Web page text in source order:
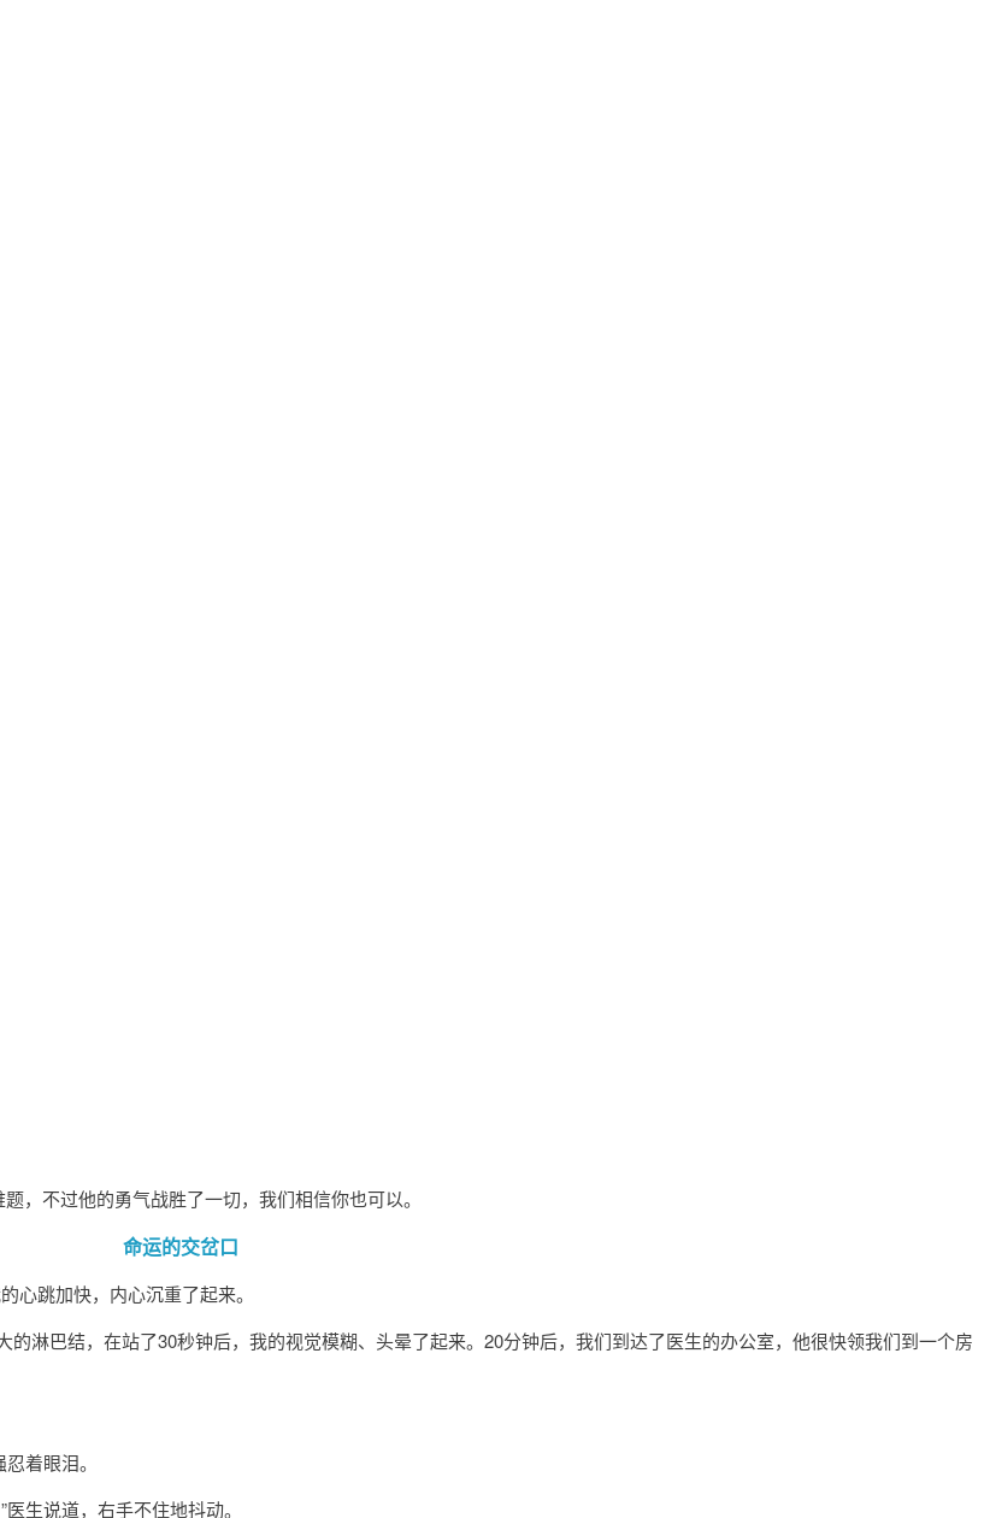
，不过他的勇气战胜了一切，我们相信你也可以。
命运的交岔口
心跳加快，内心沉重了起来。
淋巴结，在站了30秒钟后，我的视觉模糊、头晕了起来。20分钟后，我们到达了医生的办公室，他很快领我们到一个房
着眼泪。
生说道，右手不住地抖动。